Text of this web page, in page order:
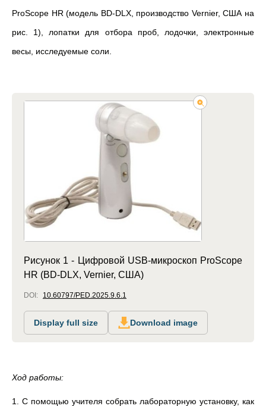
ProScope HR (модель BD-DLX, производство Vernier, США на
рис. 1), лопатки для отбора проб, лодочки, электронные
весы, исследуемые соли.
Рисунок 1 - Цифровой USB-микроскоп ProScope
HR (BD-DLX, Vernier, США)
DOI: 10.60797/PED.2025.9.6.1
Display full size Download image
Ход работы:
1. С помощью учителя собрать лабораторную установку, как